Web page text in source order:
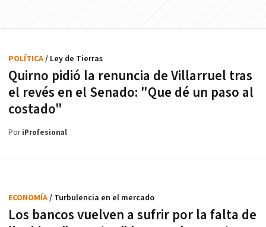
Quirno pidió la renuncia de Villarruel tras
el revés en el Senado: "Que dé un paso al
costado"
POLÍTICA/ Ley de Tierras
PoriProfesional
Los bancos vuelven a sufrir por la falta de
ECONOMÍA/ Turbulencia en el mercado